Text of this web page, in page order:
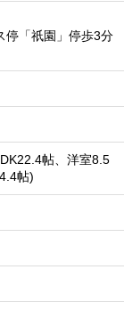
停「祇園」停歩3分
帖、洋室8.5
帖)